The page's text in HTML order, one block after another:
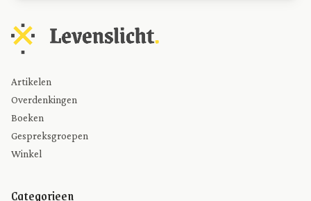
Artikelen
Overdenkingen
Boeken
Gespreksgroepen
Winkel
Categorieen